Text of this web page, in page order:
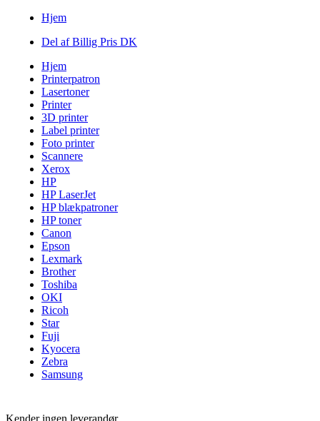
Hjem
Del af Billig Pris DK
Hjem
Printerpatron
Lasertoner
Printer
3D printer
Label printer
Foto printer
Scannere
Xerox
HP
HP LaserJet
HP blækpatroner
HP toner
Canon
Epson
Lexmark
Brother
Toshiba
OKI
Ricoh
Star
Fuji
Kyocera
Zebra
Samsung
Kender ingen leverandør